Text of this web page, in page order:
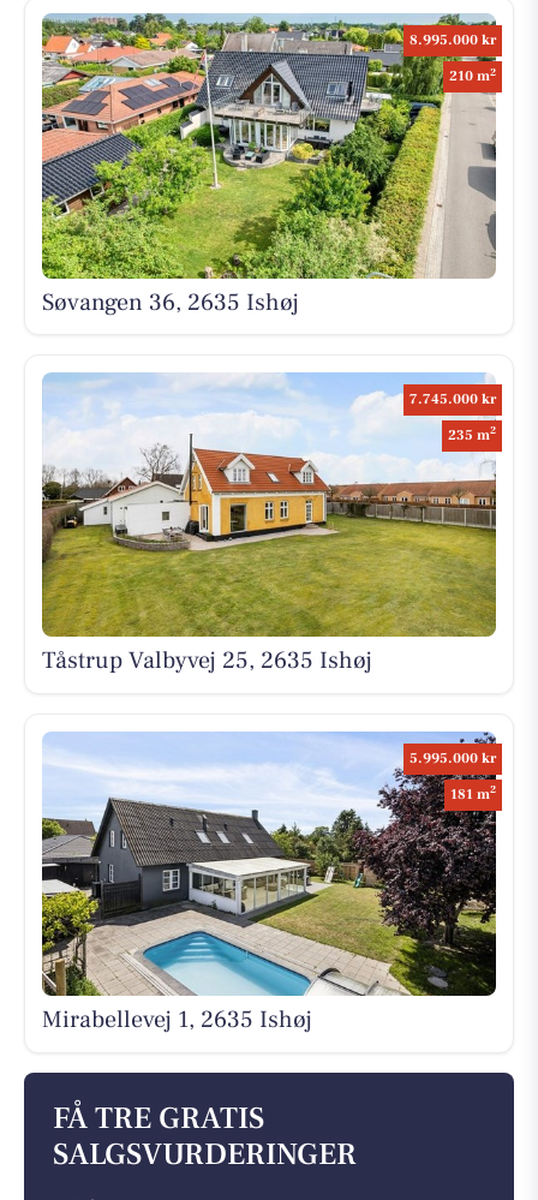
8.995.000 kr
210 m2
Søvangen 36, 2635 Ishøj
7.745.000 kr
235 m2
Tåstrup Valbyvej 25, 2635 Ishøj
5.995.000 kr
181 m2
Mirabellevej 1, 2635 Ishøj
FÅ TRE GRATIS
SALGSVURDERINGER